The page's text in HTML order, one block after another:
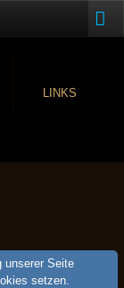
LINKS
unserer Seite
setzen.